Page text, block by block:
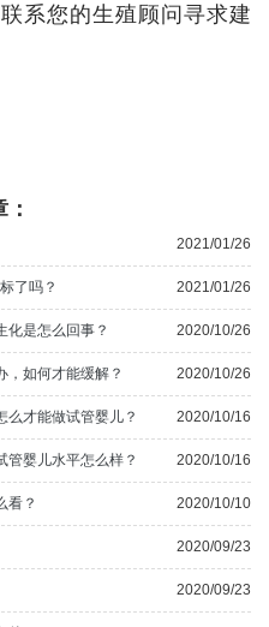
系您的生殖顾问寻求建
2021/01/26
了吗？ 2021/01/26
化是怎么回事？ 2020/10/26
，如何才能缓解？ 2020/10/26
么才能做试管婴儿？ 2020/10/16
管婴儿水平怎么样？ 2020/10/16
看？ 2020/10/10
2020/09/23
2020/09/23